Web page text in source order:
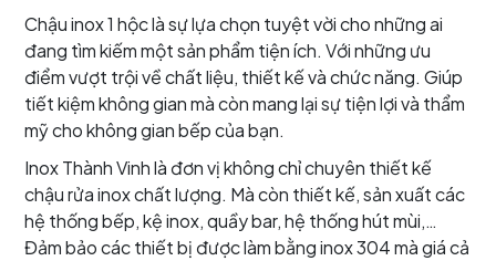
Chậu inox 1 hộc là sự lựa chọn tuyệt vời cho những ai
đang tìm kiếm một sản phẩm tiện ích. Với những ưu
điểm vượt trội về chất liệu, thiết kế và chức năng. Giúp
tiết kiệm không gian mà còn mang lại sự tiện lợi và thẩm
mỹ cho không gian bếp của bạn.
Inox Thành Vinh là đơn vị không chỉ chuyên thiết kế
chậu rửa inox chất lượng. Mà còn thiết kế, sản xuất các
hệ thống bếp, kệ inox, quầy bar, hệ thống hút mùi,…
Đảm bảo các thiết bị được làm bằng inox 304 mà giá cả